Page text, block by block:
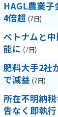
HAGL農業
4倍超 (7日)
ベトナムと
能に (7日)
肥料大手2社
で減益 (7日)
所在不明納
告なく即執行